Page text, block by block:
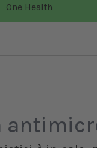
One Health